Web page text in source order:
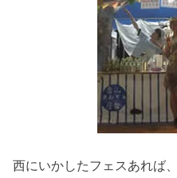
西にいかしたフェスあれば